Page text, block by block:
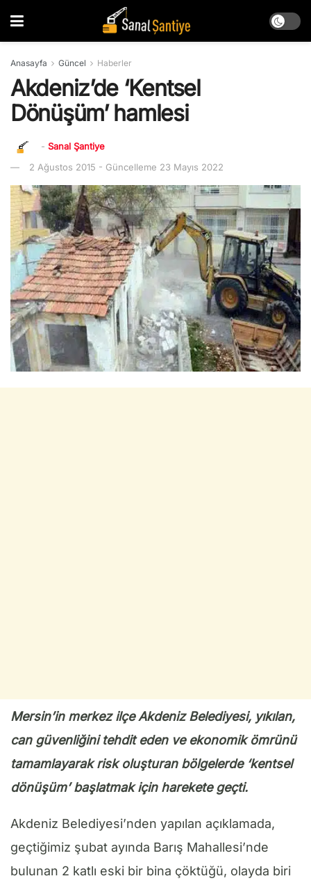
Anasayfa Güncel Haberler
Akdeniz’de ‘Kentsel
Dönüşüm’ hamlesi
- Sanal Şantiye
2 Ağustos 2015 - Güncelleme 23 Mayıs 2022
Mersin’in merkez ilçe Akdeniz Belediyesi, yıkılan,
can güvenliğini tehdit eden ve ekonomik ömrünü
tamamlayarak risk oluşturan bölgelerde ‘kentsel
dönüşüm’ başlatmak için harekete geçti.
Akdeniz Belediyesi’nden yapılan açıklamada,
geçtiğimiz şubat ayında Barış Mahallesi’nde
bulunan 2 katlı eski bir bina çöktüğü, olayda biri